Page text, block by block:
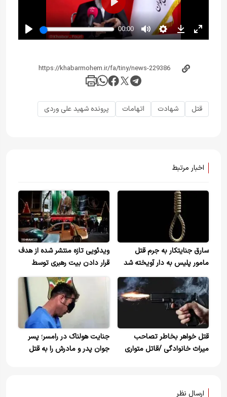
قتل شهادت اتهامات پرونده شهید علی وردی
اخبار مرتبط
سارق جنایتکار به جرم قتل
مامور پلیس به دار آویخته شد
ویدئویی تازه منتشر شده از هدف
قرار دادن بیت رهبری توسط
موشک‌های اسرائیلی آمریکایی
قتل خواهر بخاطر تصاحب
میراث خانوادگی /قاتل متواری
جنایت هولناک در رامسر؛ پسر
جوان پدر و مادرش را به قتل
ارسال نظر